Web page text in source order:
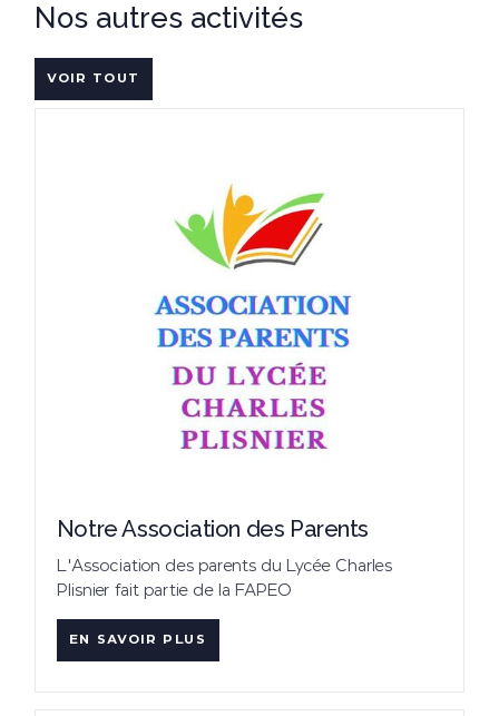
Nos autres activités
VOIR TOUT
Notre Association des Parents
L'Association des parents du Lycée Charles
Plisnier fait partie de la FAPEO
EN SAVOIR PLUS